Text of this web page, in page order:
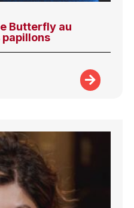
Butterfly au